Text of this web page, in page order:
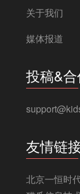
关于我们
媒体报道
投稿&
友情链
北京一恒时